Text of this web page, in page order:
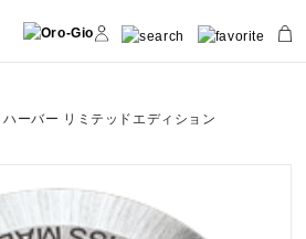
ーバー リミテッドエディション